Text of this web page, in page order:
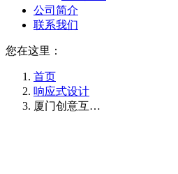
公司简介
联系我们
您在这里：
首页
响应式设计
厦门创意互…